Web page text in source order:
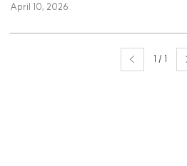
April 10, 2026
1 / 1